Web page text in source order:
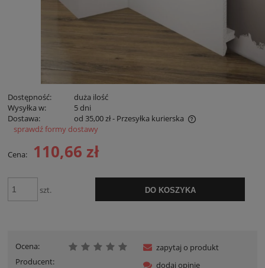
Dostępność:
duża ilość
Wysyłka w:
5 dni
Dostawa:
od 35,00 zł- Przesyłka kurierska
Cena nie zawiera ewentualnych kosztów płatności
sprawdź formy dostawy
Cena: 110,66 zł
szt. DO KOSZYKA
Ocena:
Producent:
zapytaj o produkt
dodaj opinię